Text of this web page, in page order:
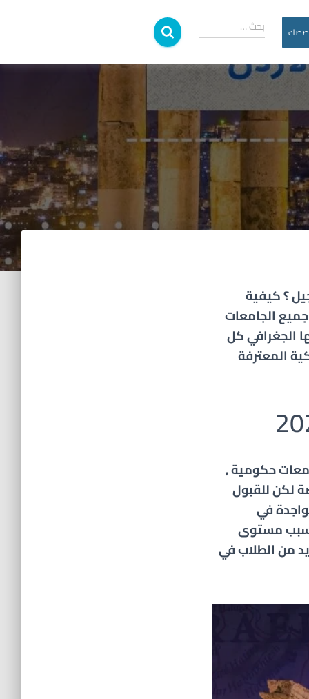
بحث …
؟ كيفية
الجامعات
الجغرافي كل
المعترفة
حكومية ,
لكن للقبول
في
وبسبب مستوى
من الطلاب في